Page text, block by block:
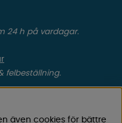
24 h på vardagar.
felbeställning.
etc.
även cookies för bättre